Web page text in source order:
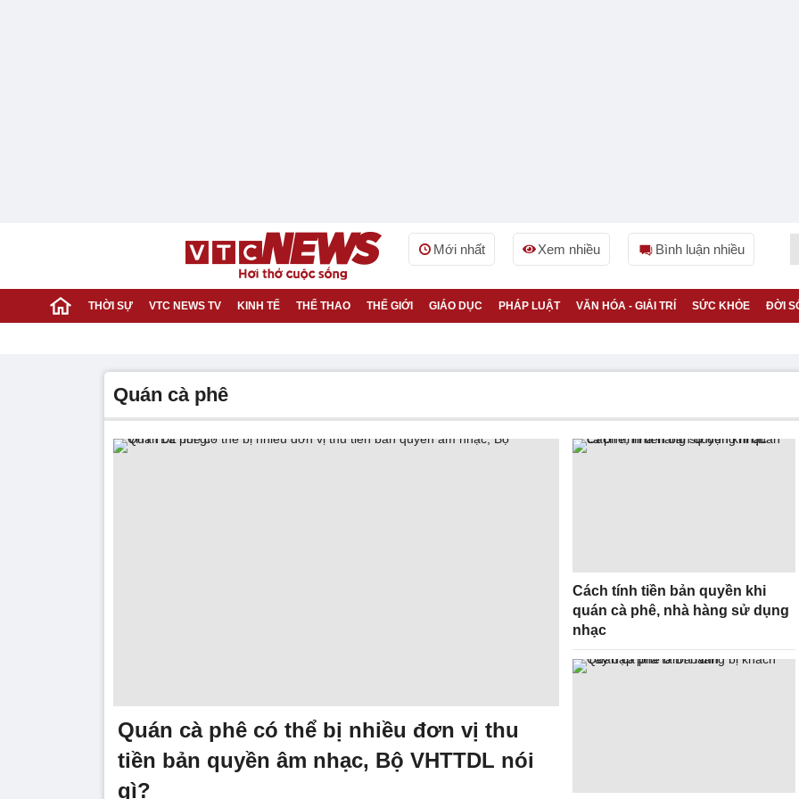
Mới nhất Xem nhiều Bình luận nhiều
THỜI SỰ VTC NEWS TV KINH TẾ THỂ THAO THẾ GIỚI GIÁO DỤC PHÁP LUẬT VĂN HÓA - GIẢI TRÍ SỨC KHỎE ĐỜI
quán cà phê
Quán cà phê có thể bị nhiều đơn vị thu
tiền bản quyền âm nhạc, Bộ VHTTDL nói
gì?
Cách tính tiền bản quyền khi
quán cà phê, nhà hàng sử dụng
nhạc